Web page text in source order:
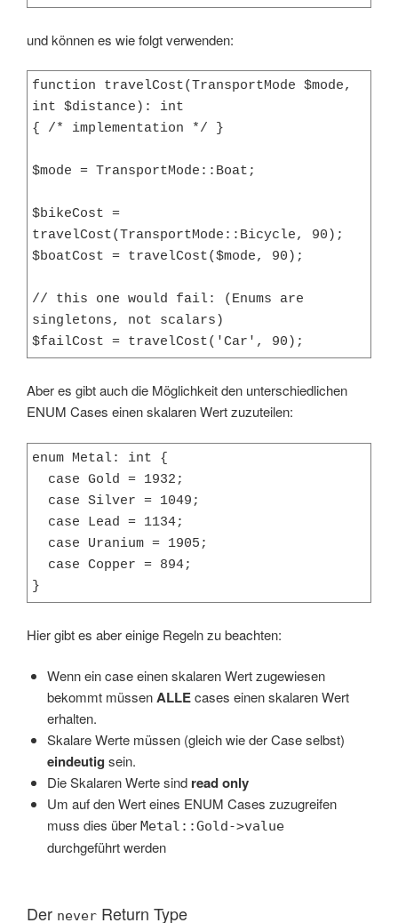
und können es wie folgt verwenden:
function travelCost(TransportMode $mode,
int $distance): int
{ /* implementation */ }
$mode = TransportMode::Boat;
$bikeCost =
travelCost(TransportMode::Bicycle, 90);
$boatCost = travelCost($mode, 90);
// this one would fail: (Enums are
singletons, not scalars)
$failCost = travelCost('Car', 90);
Aber es gibt auch die Möglichkeit den unterschiedlichen
ENUM Cases einen skalaren Wert zuzuteilen:
enum Metal: int {
}
Hier gibt es aber einige Regeln zu beachten:
Wenn ein case einen skalaren Wert zugewiesen
bekommt müssenALLEcases einen skalaren Wert
erhalten.
Skalare Werte müssen (gleich wie der Case selbst)
eindeutig sein.
Die Skalaren Werte sind read only
Um auf den Wert eines ENUM Cases zuzugreifen
muss dies über Metal::Gold->value
durchgeführt werden
Der never Return Type